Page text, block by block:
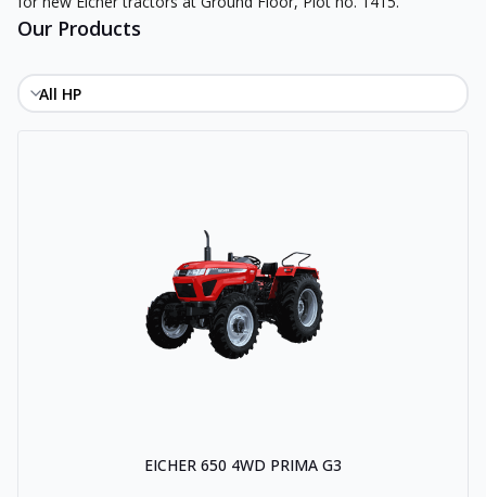
Our Products
EICHER 650 4WD PRIMA G3